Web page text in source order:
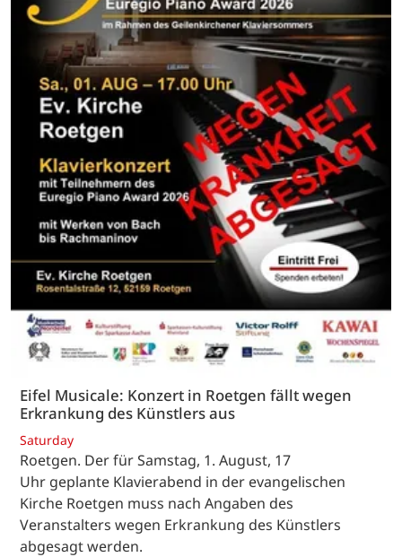
Eifel Musicale: Konzert in Roetgen fällt wegen
Erkrankung des Künstlers aus
Saturday
Roetgen. Der für Samstag, 1. August, 17
Uhr geplante Klavierabend in der evangelischen
Kirche Roetgen muss nach Angaben des
Veranstalters wegen Erkrankung des Künstlers
abgesagt werden.